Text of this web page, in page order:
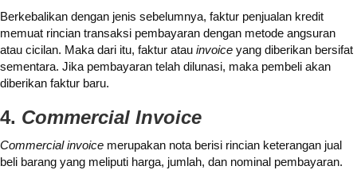
Berkebalikan dengan jenis sebelumnya, faktur penjualan kredit
memuat rincian transaksi pembayaran dengan metode angsuran
atau cicilan. Maka dari itu, faktur atau invoice yang diberikan bersifat
sementara. Jika pembayaran telah dilunasi, maka pembeli akan
diberikan faktur baru.
4. Commercial Invoice
Commercial invoice merupakan nota berisi rincian keterangan jual
beli barang yang meliputi harga, jumlah, dan nominal pembayaran.